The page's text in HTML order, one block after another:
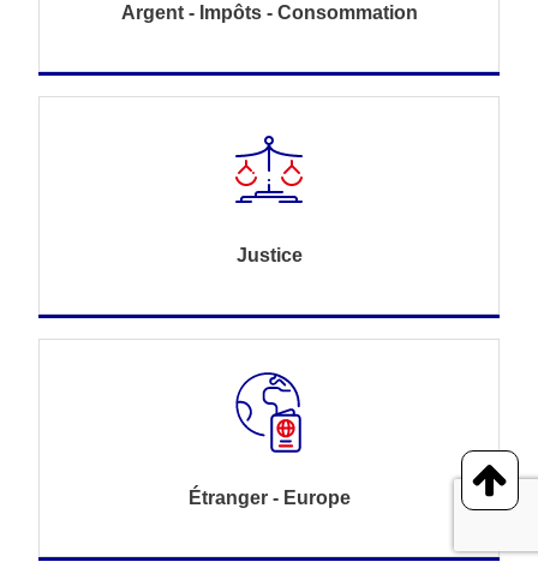
Argent - Impôts - Consommation
Justice
Étranger - Europe